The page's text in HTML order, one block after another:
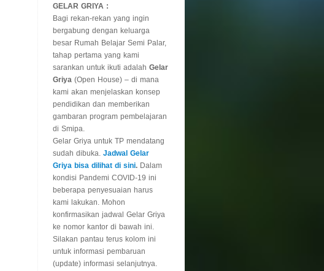
GELAR GRIYA :
Bagi rekan-rekan yang ingin
bergabung dengan keluarga
besar Rumah Belajar Semi Palar,
tahap pertama yang kami
sarankan untuk ikuti adalah Gelar
Griya (Open House) – di mana
kami akan menjelaskan konsep
pendidikan dan memberikan
gambaran program pembelajaran
di Smipa.
Gelar Griya untuk TP mendatang
sudah dibuka. Jadwal Gelar
Griya bisa dilihat di sini. Dalam
kondisi Pandemi COVID-19 ini
beberapa penyesuaian harus
kami lakukan. Mohon
konfirmasikan jadwal Gelar Griya
ke nomor kantor di bawah ini.
Silakan pantau terus kolom ini
untuk informasi pembaruan
(update) informasi selanjutnya.